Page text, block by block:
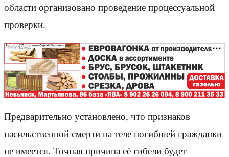
области организовано проведение процессуальной
проверки.
РЕКЛАМА
Предварительно установлено, что признаков
насильственной смерти на теле погибшей гражданки
не имеется. Точная причина её гибели будет